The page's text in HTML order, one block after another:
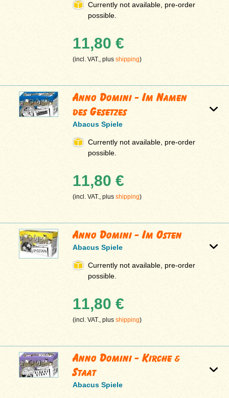
Currently not available, pre-order
possible.
11,80 €
(incl. VAT., plusshipping)
Anno Domini - Im Namen
des Gesetzes
Abacus Spiele
Currently not available, pre-order
possible.
11,80 €
(incl. VAT., plusshipping)
Anno Domini - Im Osten
Abacus Spiele
Currently not available, pre-order
possible.
11,80 €
(incl. VAT., plusshipping)
Anno Domini - Kirche &
Staat
Abacus Spiele